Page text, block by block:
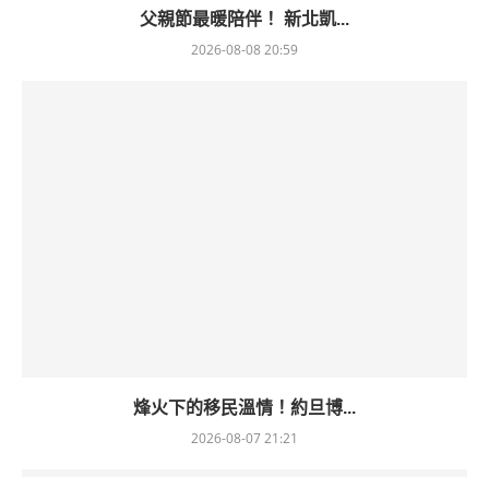
父親節最暖陪伴！ 新北凱...
2026-08-08 20:59
烽火下的移民溫情！約旦博...
2026-08-07 21:21